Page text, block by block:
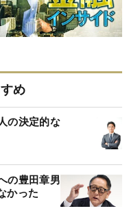
め
の決定的な
の豊田章男
かった